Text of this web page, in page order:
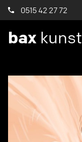
0515 42 27 72
bax kunst